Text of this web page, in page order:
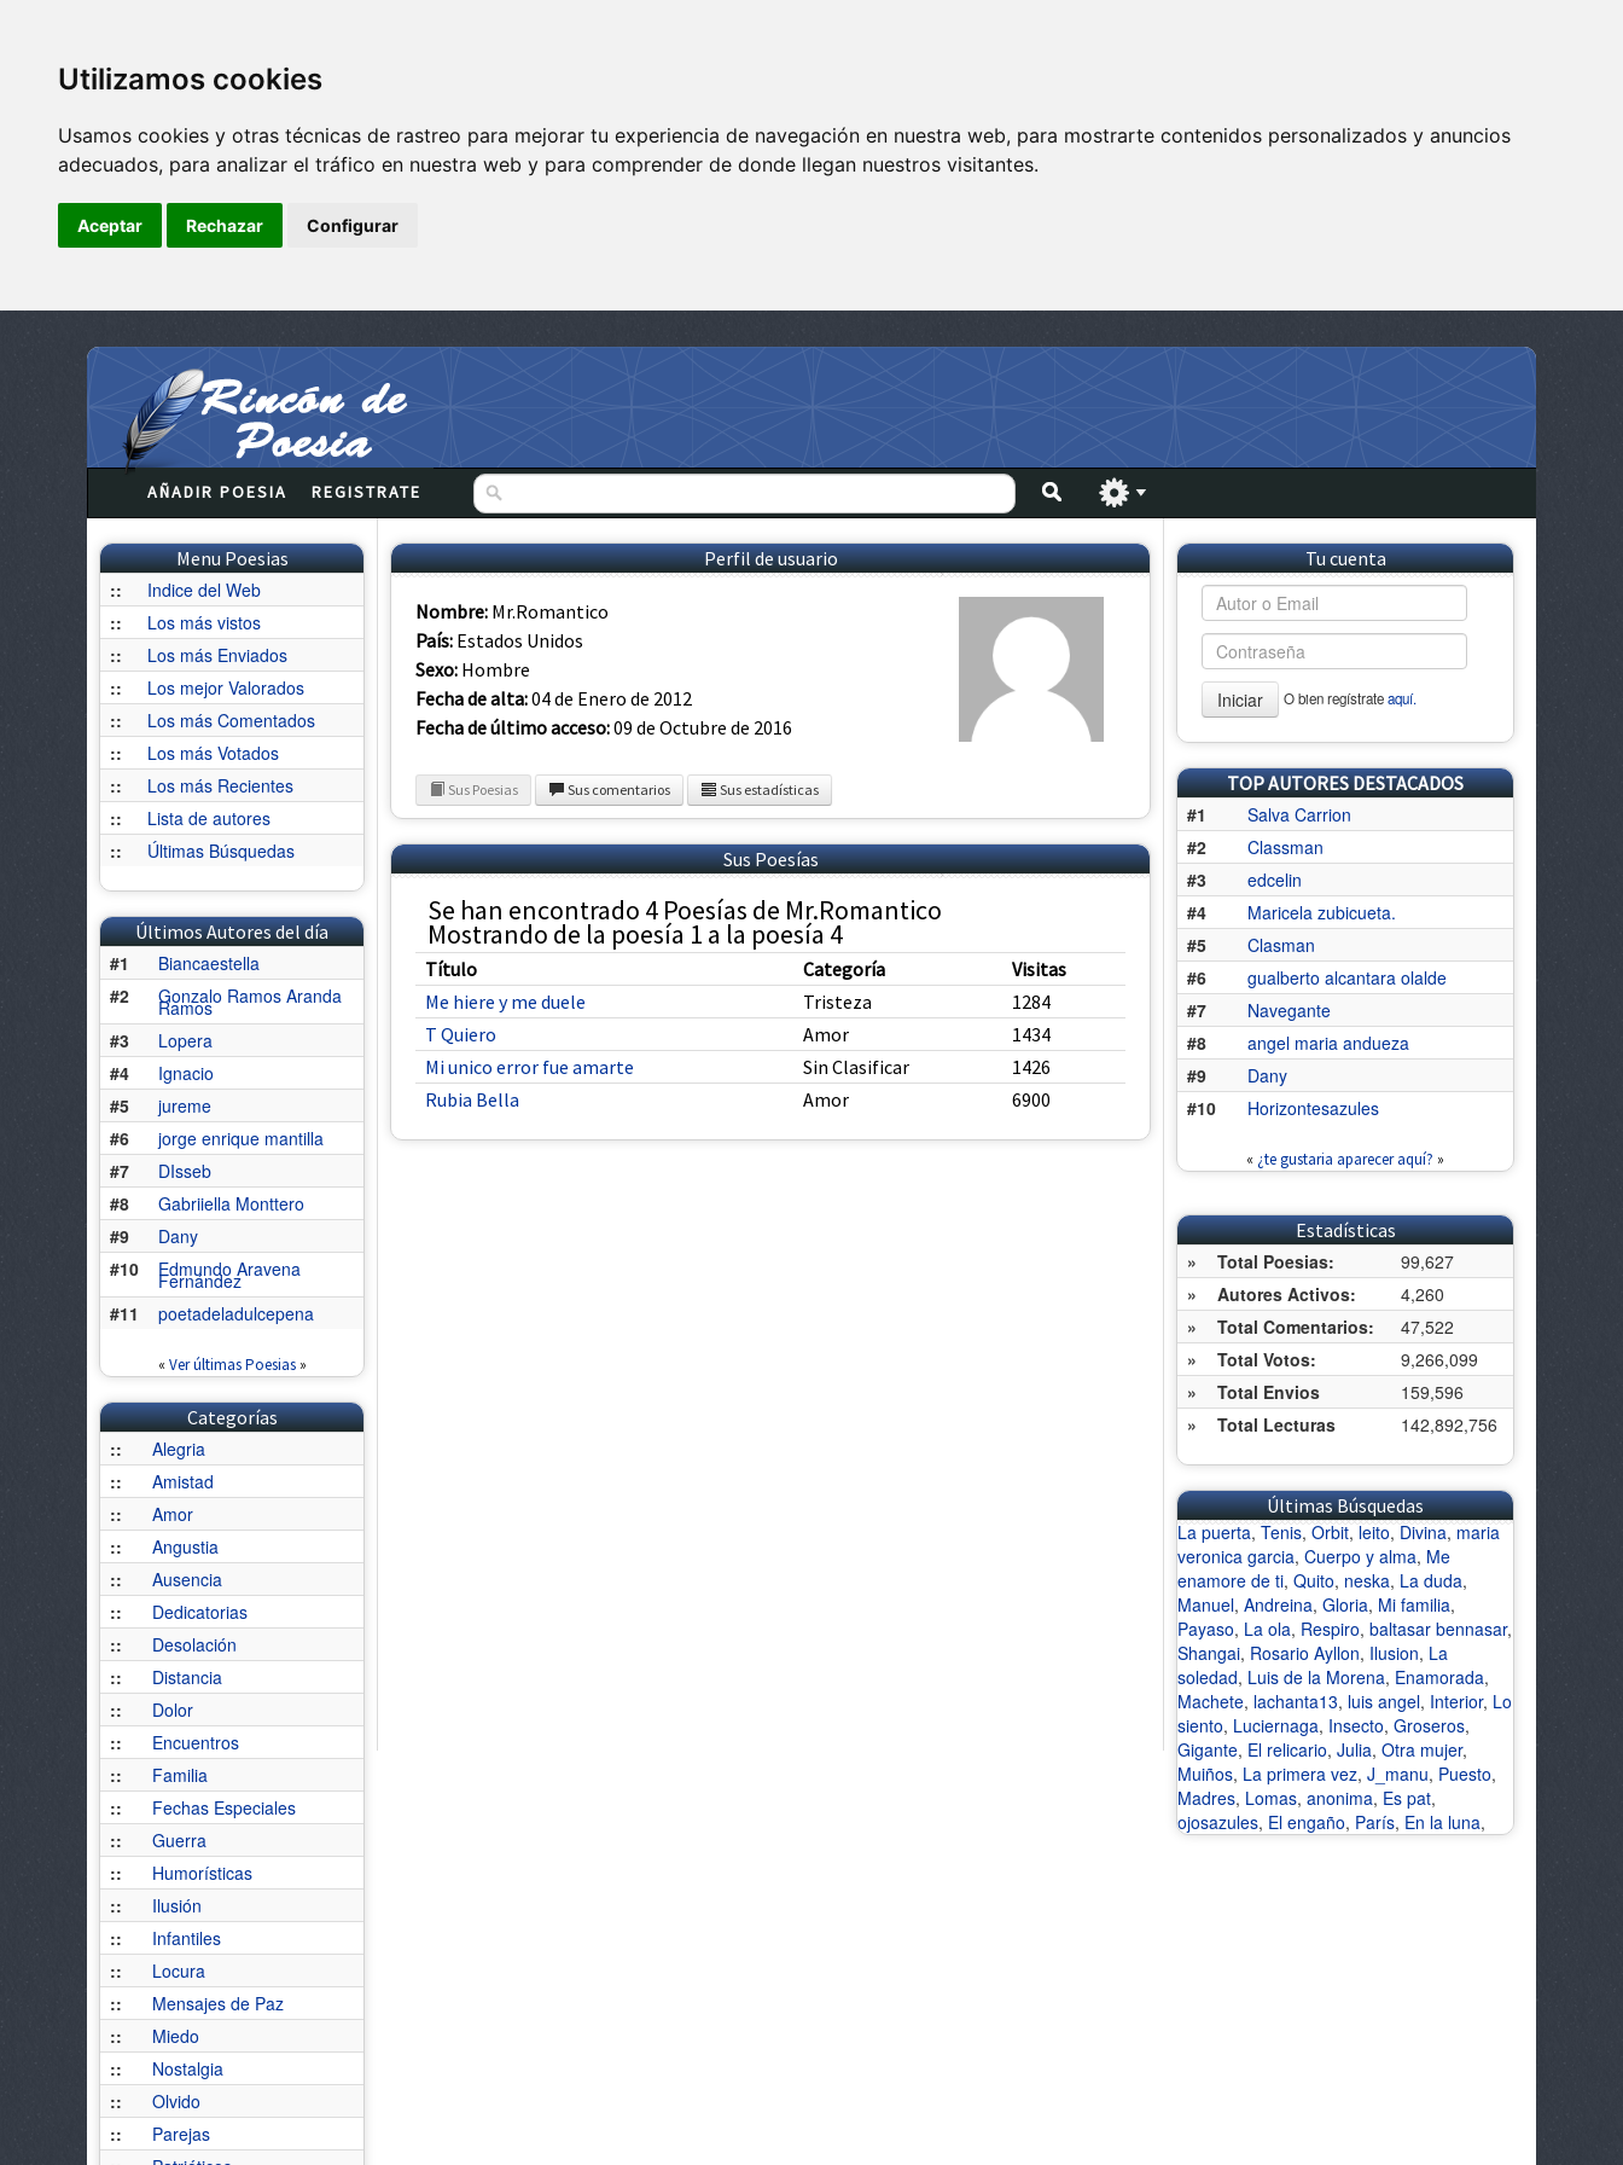
Utilizamos cookies
Usamos cookies y otras técnicas de rastreo para mejorar tu experiencia de navegación en nuestra web, para mostrarte contenidos personalizados y anuncios
adecuados, para analizar el tráfico en nuestra web y para comprender de donde llegan nuestros visitantes.
Aceptar Rechazar Configurar
AÑADIR POESIA REGISTRATE
Menu Poesias
::
Indice del Web
::
Los más vistos
::
Los más Enviados
::
Los mejor Valorados
::
Los más Comentados
::
Los más Votados
::
Los más Recientes
::
Lista de autores
::
Últimas Búsquedas
Últimos Autores del día
#1
Biancaestella
#2
Gonzalo Ramos Aranda
Ramos
#3
Lopera
#4
Ignacio
#5
jureme
#6
jorge enrique mantilla
#7
DIsseb
#8
Gabriiella Monttero
#9
Dany
#10
Edmundo Aravena
Fernández
#11
poetadeladulcepena
« Ver últimas Poesias»
Categorías
::
Alegria
::
Amistad
::
Amor
::
Angustia
::
Ausencia
::
Dedicatorias
::
Desolación
::
Distancia
::
Dolor
::
Encuentros
::
Familia
::
Fechas Especiales
::
Guerra
::
Humorísticas
::
Ilusión
::
Infantiles
::
Locura
::
Mensajes de Paz
::
Miedo
::
Nostalgia
::
Olvido
::
Parejas
Perfil de usuario
Nombre: Mr.Romantico
País: Estados Unidos
Sexo: Hombre
Fecha de alta:04 de Enero de 2012
Fecha de último acceso:09 de Octubre de 2016
Sus Poesias Sus comentarios Sus estadísticas
Sus Poesías
Se han encontrado 4 Poesías de Mr.Romantico
Mostrando de la poesía 1 a la poesía 4
Título Categoría
Visitas
Me hiere y me duele
Tristeza
1284
T Quiero
Amor
1434
Mi unico error fue amarte
Sin Clasificar
1426
Rubia Bella
Amor 6900
Tu cuenta
Iniciar O bien regístrateaquí.
TOP AUTORES DESTACADOS
#1
Salva Carrion
#2
Classman
#3
edcelin
#4
Maricela zubicueta.
#5
Clasman
#6
gualberto alcantara olalde
#7
Navegante
#8
angel maria andueza
#9
Dany
#10
Horizontesazules
« ¿te gustaria aparecer aquí? »
Estadísticas
»
Total Poesias:
99,627
»
Autores Activos:
4,260
»
Total Comentarios:
47,522
»
Total Votos:
9,266,099
»
Total Envios
159,596
»
Total Lecturas 142,892,756
Últimas Búsquedas
La puerta, Tenis, Orbit, leito, Divina, maria
veronica garcia, Cuerpo y alma, Me
enamore de ti, Quito, neska, La duda,
Manuel, Andreina, Gloria, Mi familia,
Payaso, La ola, Respiro, baltasar bennasar,
Shangai, Rosario Ayllon, Ilusion, La
soledad, Luis de la Morena, Enamorada,
Machete, lachanta13, luis angel, Interior, Lo
siento, Luciernaga, Insecto, Groseros,
Gigante, El relicario, Julia, Otra mujer,
Muiños, La primera vez, J_manu, Puesto,
Madres, Lomas, anonima, Es pat,
ojosazules, El engaño, París, En la luna,